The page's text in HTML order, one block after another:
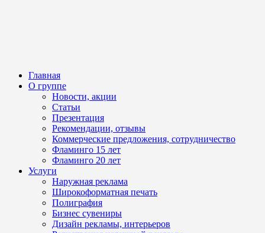
Главная
О группе
Новости, акции
Статьи
Презентация
Рекомендации, отзывы
Коммерческие предложения, сотрудничество
Фламинго 15 лет
Фламинго 20 лет
Услуги
Наружная реклама
Широкоформатная печать
Полиграфия
Бизнес сувениры
Дизайн рекламы, интерьеров